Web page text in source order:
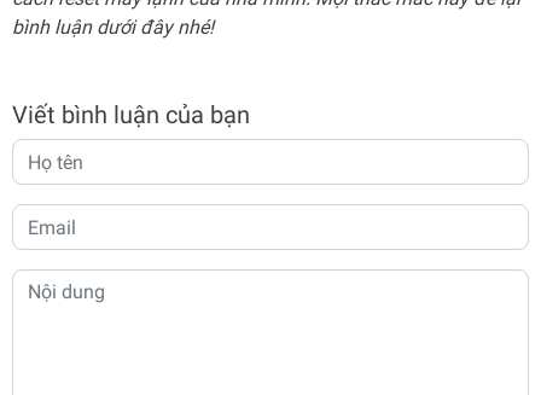
bình luận dưới đây nhé!
Viết bình luận của bạn